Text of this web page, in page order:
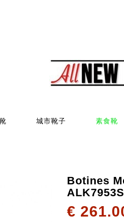
城市靴子 素食靴
Botines
€